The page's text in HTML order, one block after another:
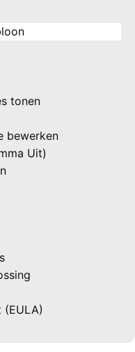
tonen
bewerken
Uit)
(EULA)